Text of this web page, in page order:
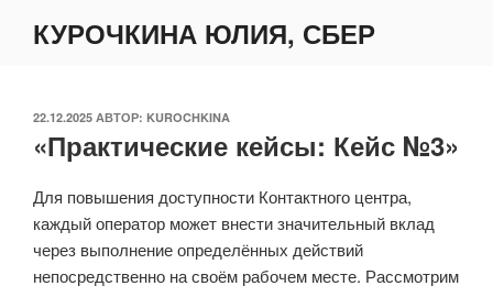
КУРОЧКИНА ЮЛИЯ, СБЕР
ОПУБЛИКОВАНО
22.12.2025 АВТОР: KUROCHKINA
«Практические кейсы: Кейс №3»
Для повышения доступности Контактного центра,
каждый оператор может внести значительный вклад
через выполнение определённых действий
непосредственно на своём рабочем месте. Рассмотрим